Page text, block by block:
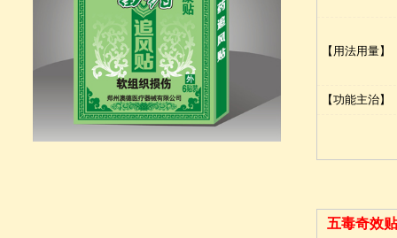
【用法用量】
【功能主治】
五毒奇效